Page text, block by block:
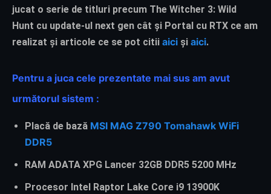
jucat o serie de titluri precum The Witcher 3: Wild
Hunt cu update-ul next gen cât și Portal cu RTX ce am
realizat și articole ce se pot citii aici și aici.
Pentru a juca cele prezentate mai sus am avut
următorul sistem :
Placă de bază MSI MAG Z790 Tomahawk WiFi
DDR5
RAM ADATA XPG Lancer 32GB DDR5 5200 MHz
Procesor Intel Raptor Lake Core i9 13900K